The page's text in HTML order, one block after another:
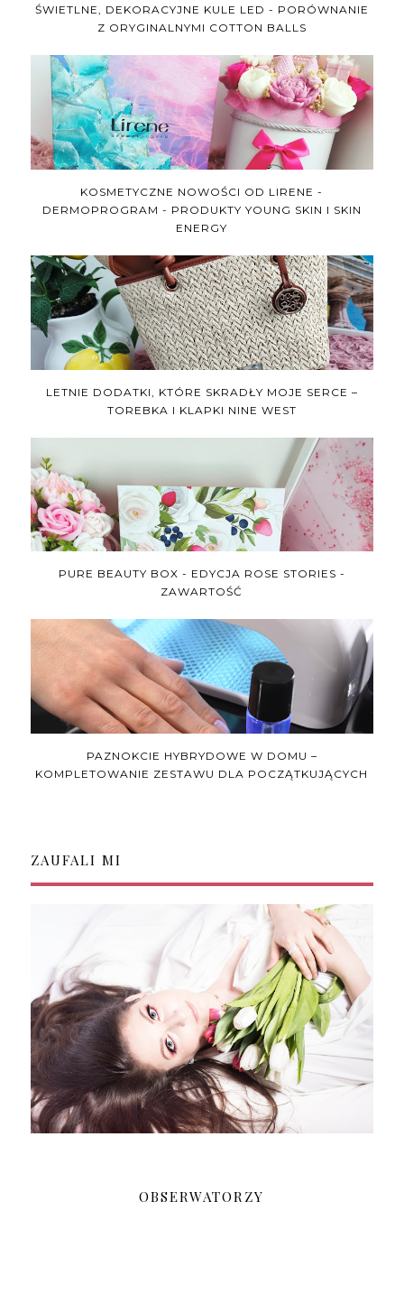
ŚWIETLNE, DEKORACYJNE KULE LED - PORÓWNANIE
Z ORYGINALNYMI COTTON BALLS
KOSMETYCZNE NOWOŚCI OD LIRENE -
DERMOPROGRAM - PRODUKTY YOUNG SKIN I SKIN
ENERGY
LETNIE DODATKI, KTÓRE SKRADŁY MOJE SERCE –
TOREBKA I KLAPKI NINE WEST
PURE BEAUTY BOX - EDYCJA ROSE STORIES -
ZAWARTOŚĆ
PAZNOKCIE HYBRYDOWE W DOMU –
KOMPLETOWANIE ZESTAWU DLA POCZĄTKUJĄCYCH
ZAUFALI MI
OBSERWATORZY